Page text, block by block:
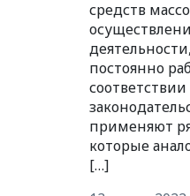
средств
постоянно
применяют
которые
[…]